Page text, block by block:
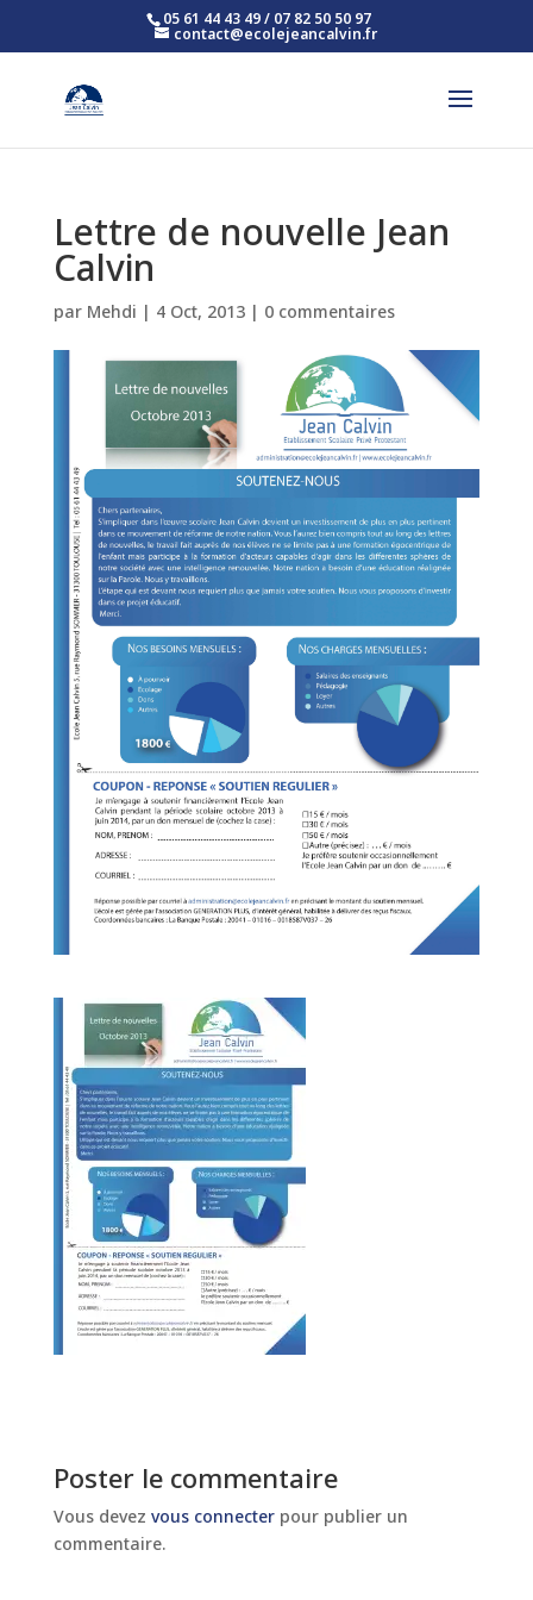
05 61 44 43 49 / 07 82 50 50 97
contact@ecolejeancalvin.fr
Lettre de nouvelle Jean
Calvin
par Mehdi | 4 Oct, 2013| 0 commentaires
Poster le commentaire
Vous devez vous connecterpour publier un
commentaire.